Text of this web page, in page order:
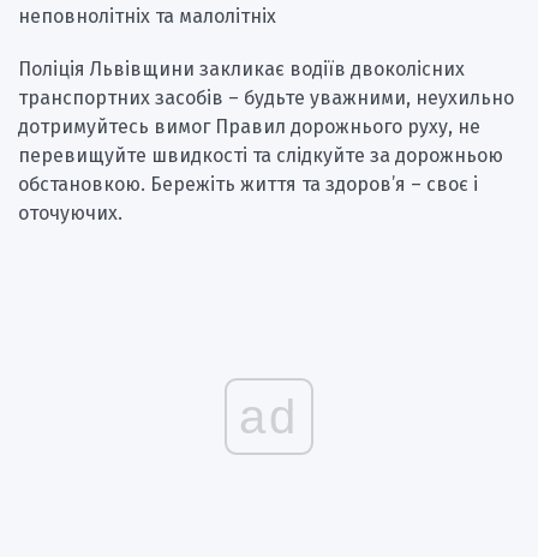
неповнолітніх та малолітніх
Поліція Львівщини закликає водіїв двоколісних
транспортних засобів – будьте уважними, неухильно
дотримуйтесь вимог Правил дорожнього руху, не
перевищуйте швидкості та слідкуйте за дорожньою
обстановкою. Бережіть життя та здоров’я – своє і
оточуючих.
ad